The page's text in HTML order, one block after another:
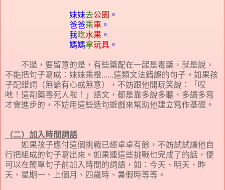
妹妹去公園 。
爸爸乘車 。
我吃水果 。
媽媽拿玩具 。
不過，要留意的是，有些藥配在一起是毒藥，就是說，
不能把句子寫成：妹妹乘橙......這類文法錯誤的句子。如果孩
子配錯詞（無論有心或無意），不妨跟他開玩笑說：「哎
吔！這劑藥毒死人啦！」語文，都是靠多說多聽、多讀多寫
才會進步的，不妨用這些造句遊戲來幫助他建立寫作基礎。
（二）加入時間詞語
如果孩子應付這個挑戰已經卓卓有餘，不妨試試讓他自
行把組成的句子寫出來。如果連這些挑戰也完成了的話，便
可以在簡單句子前加入時間的詞語，如：今天、明天、昨
天、星期一、上個月、四歲時、暑假時等等。